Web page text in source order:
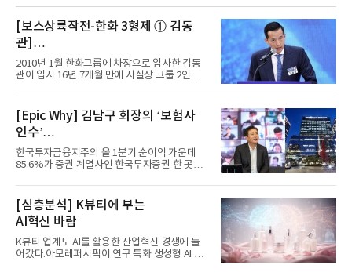
[보스상륙작전-한화 3형제 ① 김동
관]
입사 16년 만에 수석부회장 … 경영승
계 ‘초읽기’
2010년 1월 한화그룹에 차장으로 입사한 김동
관이 입사 16년 7개월 만에 사실상 그룹 2인자
[Epic Why] 김남구 회장의 ‘보험사
인수’
발걸음이 신중해진 배경은?
한국투자금융지주의 올 1분기 순이익 가운데
85.6%가 증권 계열사인 한국투자증권 한 곳에
[심층분석] K뷰티에 부는
AI혁신 바람
K뷰티 업계도 AI를 활용한 산업혁신 경쟁에 들
어갔다.아모레퍼시픽이 연구 특화 생성형 AI 플